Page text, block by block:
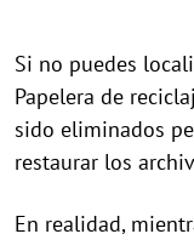
Si no puedes
Papelera de
sido eliminados
restaurar los
En realidad,